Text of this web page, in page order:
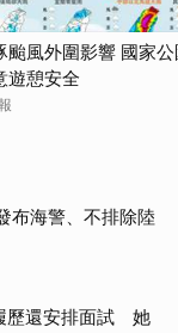
颱風外圍影響 國家
遊憩安全
布海警、不排除陸
歷還安排面試 她